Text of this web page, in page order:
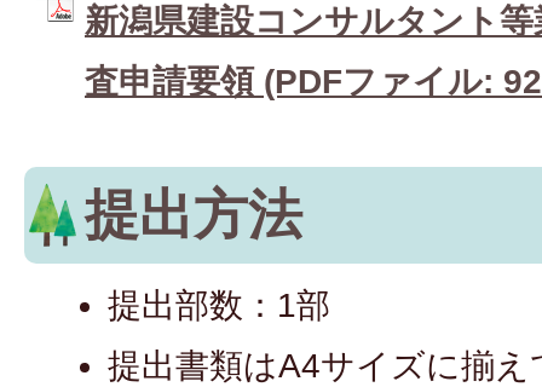
新潟県建設コンサルタント
査申請要領 (PDFファイル:
提出方法
提出部数：1部
提出書類はA4サイズに揃